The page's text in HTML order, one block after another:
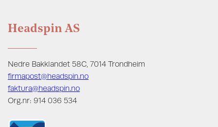
Headspin AS
Nedre Bakklandet 58C, 7014 Trondheim
firmapost@headspin.no
faktura@headspin.no
Org.nr: 914 036 534